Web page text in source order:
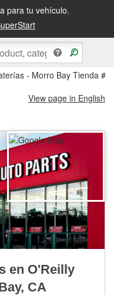
para tu vehículo.
o recógela en la tienda
- Morro Bay Tienda
View page in English
en O'Reilly
CA